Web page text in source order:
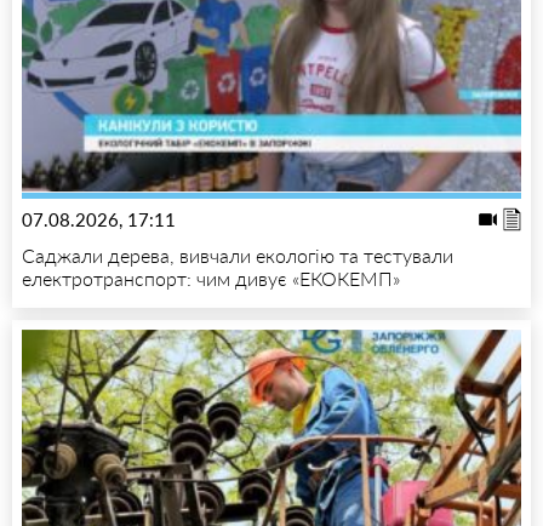
07.08.2026, 17:11
Саджали дерева, вивчали екологію та тестували
електротранспорт: чим дивує «ЕКОКЕМП»